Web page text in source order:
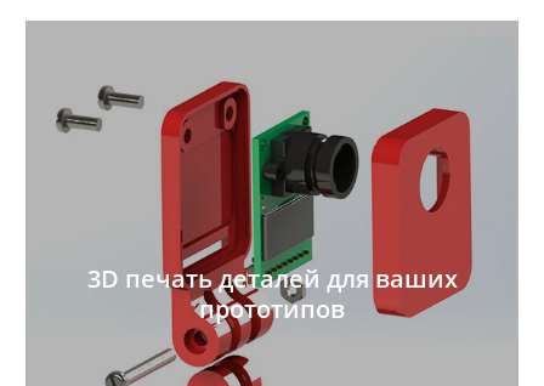
3D печать деталей для ваших
прототипов